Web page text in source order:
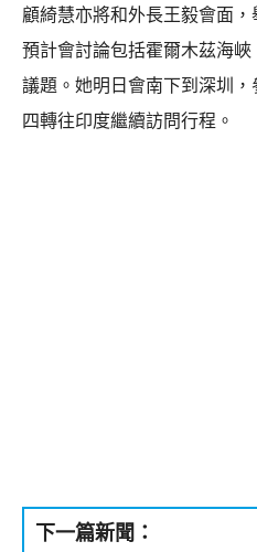
顧綺慧亦將和外長王毅會面
預計會討論包括霍爾木茲海
議題。她明日會南下到深圳
四轉往印度繼續訪問行程。
下一篇新聞：